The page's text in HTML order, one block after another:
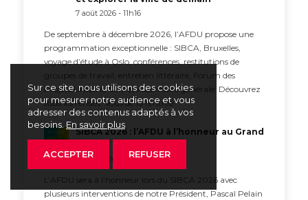
7 août 2026 - 11h16
De septembre à décembre 2026, l’AFDU propose une
programmation exceptionnelle : SIBCA, Bruxelles,
voyage d’étude à Oslo, conférences, restitutions de
groupes de travail, entretien littéraire, Forum des
Projets Urbains, SIMI et Assemblée générale. Découvrez
tous les rendez-vous de la rentrée.
SIBCA 2026 : l’AFDU à l’honneur au Grand
23 juillet 2026 - 15h53
L’AFDU sera à l’honneur lors du SIBCA 2026 avec
plusieurs interventions de notre Président, Pascal Pelain
Sur ce site, nous utilisons des cookies
pour mesurer notre audience et vous
adresser des contenus adaptés à vos
besoins. En savoir plus
ACCEPTER REFUSER